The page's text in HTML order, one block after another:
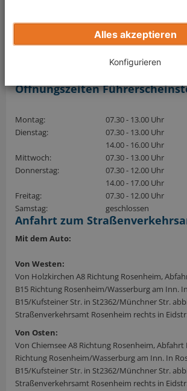
Öffnungszeiten
Montag:
07.30 - 13.00 Uhr
Dienstag:
07.30 - 13.00 Uhr
14.00 - 16.00 Uhr
Mittwoch:
07.30 - 13.00 Uhr
Donnerstag:
07.30 - 12.00 Uhr
14.00 - 17.00 Uhr
Freitag:
07.30 - 12.00 Uhr
Samstag:
geschlossen
Anfahrt zum
Mit dem Auto:
Von Westen:
Von Holzkirchen A8 Richtung Rosenheim,
B15 Richtung Rosenheim/Wasserburg am Inn.
B15/Kufsteiner Str. in St2362/Münchner Str.
Straßenverkehrsamt Rosenheim rechts in
Von Osten:
Von Chiemsee A8 Richtung Rosenheim, Abfahrt
Richtung Rosenheim/Wasserburg am Inn. In
B15/Kufsteiner Str. in St2362/Münchner Str.
Straßenverkehrsamt Rosenheim rechts in
Alles akzeptieren
Konfigurieren